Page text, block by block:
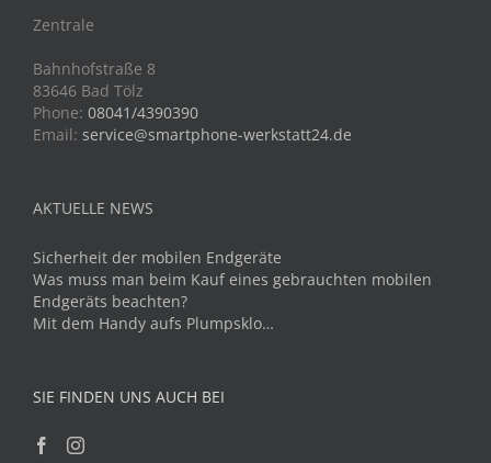
Zentrale
Bahnhofstraße 8
83646 Bad Tölz
Phone: 08041/4390390
Email: service@smartphone-werkstatt24.de
AKTUELLE NEWS
Sicherheit der mobilen Endgeräte
Was muss man beim Kauf eines gebrauchten mobilen
Endgeräts beachten?
Mit dem Handy aufs Plumpsklo…
SIE FINDEN UNS AUCH BEI